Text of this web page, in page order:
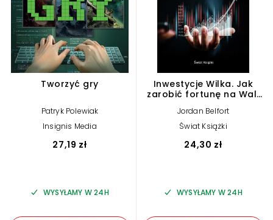
Tworzyć gry
Patryk Polewiak
Insignis Media
27,19 zł
WYSYŁAMY W 24H
Inwestycje Wilka. Jak
zarobić fortunę na Wall
Jordan Belfort
Świat Książki
24,30 zł
WYSYŁAMY W 24H